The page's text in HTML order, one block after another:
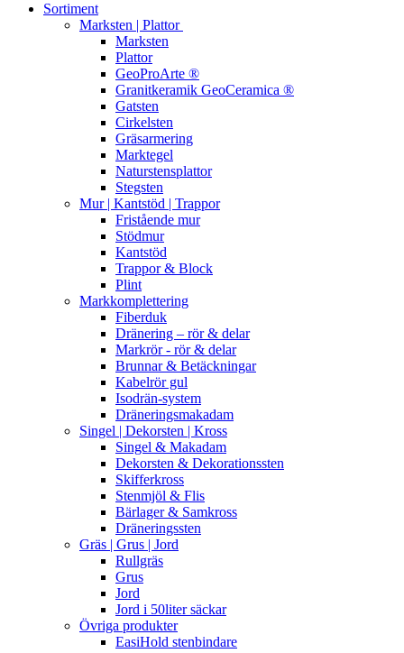
Sortiment
Marksten | Plattor
Marksten
Plattor
GeoProArte ®
Granitkeramik GeoCeramica ®
Gatsten
Cirkelsten
Gräsarmering
Marktegel
Naturstensplattor
Stegsten
Mur | Kantstöd | Trappor
Fristående mur
Stödmur
Kantstöd
Trappor & Block
Plint
Markkomplettering
Fiberduk
Dränering – rör & delar
Markrör - rör & delar
Brunnar & Betäckningar
Kabelrör gul
Isodrän-system
Dräneringsmakadam
Singel | Dekorsten | Kross
Singel & Makadam
Dekorsten & Dekorationssten
Skifferkross
Stenmjöl & Flis
Bärlager & Samkross
Dräneringssten
Gräs | Grus | Jord
Rullgräs
Grus
Jord
Jord i 50liter säckar
Övriga produkter
EasiHold stenbindare